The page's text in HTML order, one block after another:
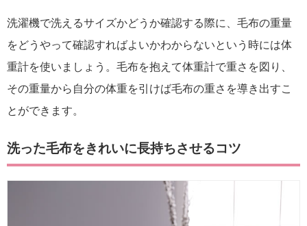
洗濯機で洗えるサイズかどうか確認する際に、毛布の重量
をどうやって確認すればよいかわからないという時には体
重計を使いましょう。毛布を抱えて体重計で重さを図り、
その重量から自分の体重を引けば毛布の重さを導き出すこ
とができます。
洗った毛布をきれいに長持ちさせるコツ